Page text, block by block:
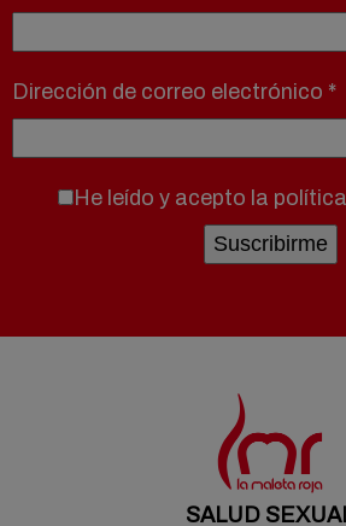
Dirección de correo electrónico *
He leído y acepto la
SALUD